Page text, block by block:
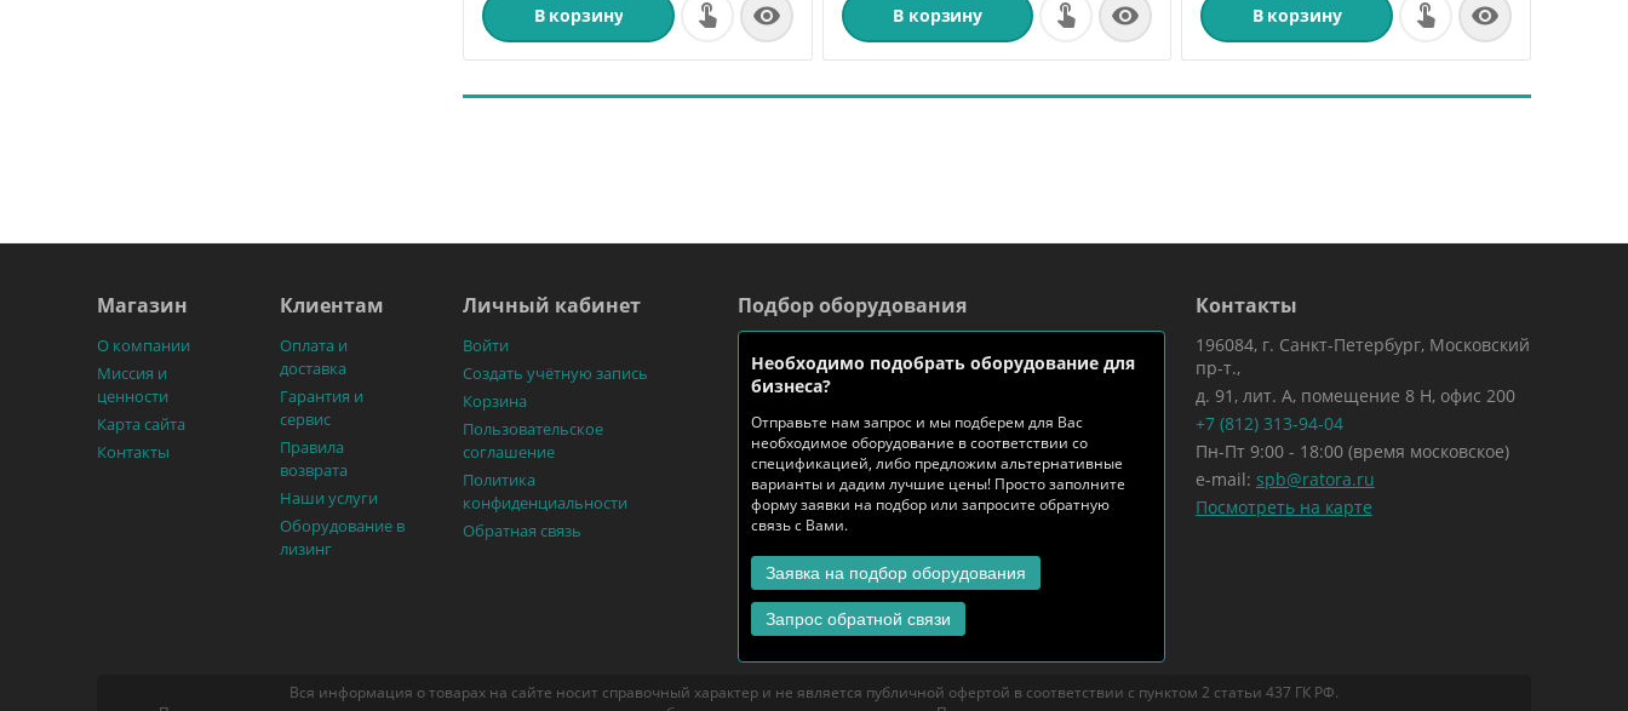
В корзину  В корзину  В корзину 
Магазин
О компании
Миссия и
ценности
Карта сайта
Контакты
Клиентам
Оплата и
доставка
Гарантия и
сервис
Правила
возврата
Наши услуги
Оборудование в
лизинг
Личный кабинет
Войти
Создать учётную запись
Корзина
Пользовательское
соглашение
Политика
конфиденциальности
Обратная связь
Подбор оборудования
Необходимо подобрать оборудование для
бизнеса?
Отправьте нам запрос и мы подберем для Вас
необходимое оборудование в соответствии со
спецификацией, либо предложим альтернативные
варианты и дадим лучшие цены! Просто заполните
форму заявки на подбор или запросите обратную
связь с Вами.
Заявка на подбор оборудования
Запрос обратной связи
Контакты
196084, г. Санкт-Петербург, Московский
пр-т.,
д. 91, лит. А, помещение 8 Н, офис 200
+7 (812) 313-94-04
Пн-Пт 9:00 - 18:00 (время московское)
e-mail: spb@ratora.ru
Посмотреть на карте
Вся информация о товарах на сайте носит справочный характер и не является публичной офертой в соответствии с пунктом 2 статьи 437 ГК РФ.